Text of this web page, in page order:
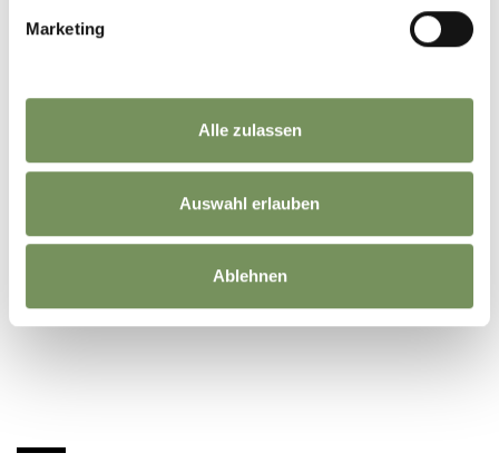
Marketing
Alle zulassen
Auswahl erlauben
Ablehnen